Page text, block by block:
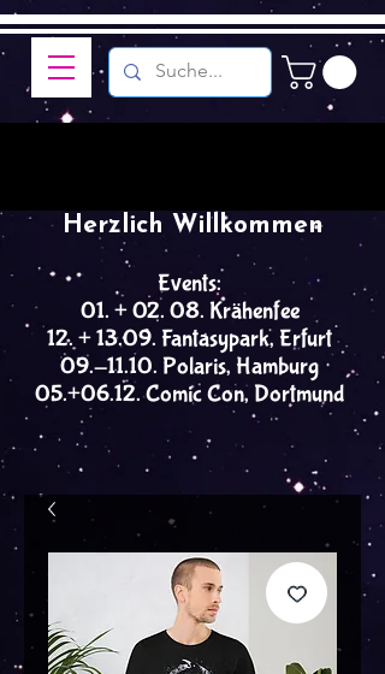
Events:
01. + 02. 08. Krähenfee
12. + 13.09. Fantasypark, Erfurt
09.-11.10. Polaris, Hamburg
05.+06.12. Comic Con, Dortmund
Herzlich Willkommen